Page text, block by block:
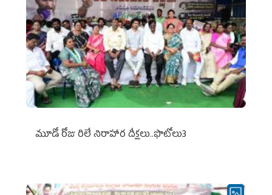
మూడో రోజు రిలే నిరాహార దీక్షలు..ఫొటోలు3